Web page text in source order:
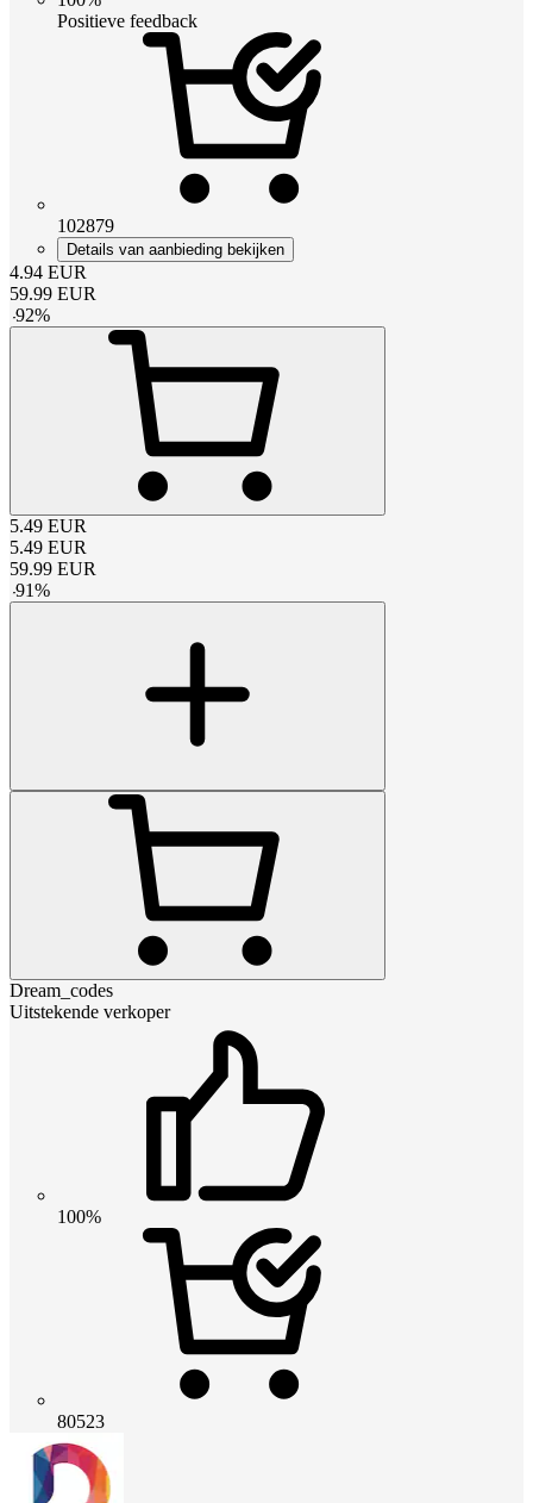
Positieve feedback
102879
Details van aanbieding bekijken
4.94 EUR
59.99 EUR
-92%
5.49 EUR
5.49 EUR
59.99 EUR
-91%
Dream_codes
Uitstekende verkoper
100%
80523